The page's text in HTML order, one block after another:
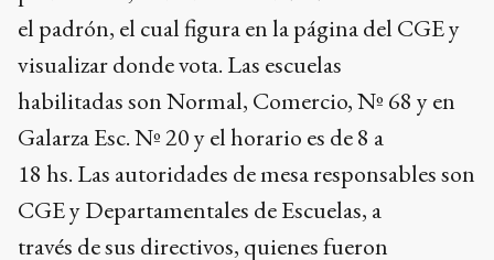
el padrón, el cual figura en la página del CGE y
visualizar donde vota. Las escuelas
habilitadas son Normal, Comercio, Nº 68 y en
Galarza Esc. Nº 20 y el horario es de 8 a
18 hs. Las autoridades de mesa responsables son
CGE y Departamentales de Escuelas, a
través de sus directivos, quienes fueron